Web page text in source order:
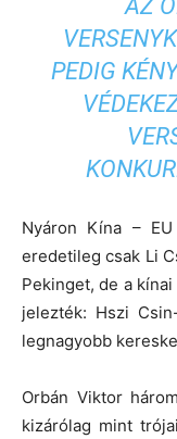
AZ
PEDIG
Nyáron Kína –
eredetileg csak Li
Pekinget, de a
jelezték: Hszi
legnagyobb
Orbán Viktor
kizárólag mint